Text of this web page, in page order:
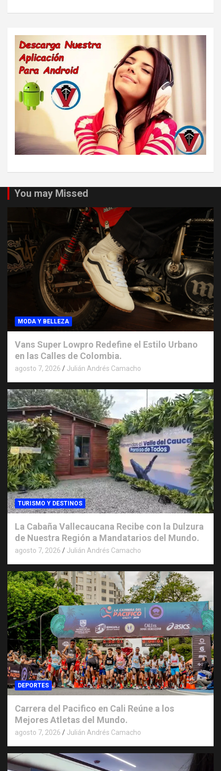
You may Missed
MODA Y BELLEZA
Vans Super Lowpro Redefine el Estilo Urbano
en las Calles de Colombia.
agosto 7, 2026 Julián Andrés Camacho
TURISMO Y DESTINOS
La Cabaña Vallecaucana Recibe con la Dulzura
de Nuestra Región a Mandatarios del Mundo.
agosto 7, 2026 Julián Andrés Camacho
DEPORTES
Carrera del Pacifico en Cali Reúne a los
Mejores Atletas del Mundo.
agosto 7, 2026 Julián Andrés Camacho